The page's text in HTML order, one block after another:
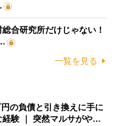
合研究所だけじゃない！
一覧を見る
円の負債と引き換えに手に
経験 ｜ 突然マルサがや…